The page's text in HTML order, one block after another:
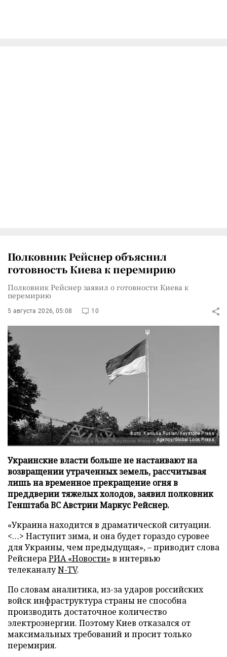
Полковник Рейснер объяснил
готовность Киева к перемирию
Полковник Рейснер заявил о готовности Киева к
перемирию
5 августа 2026, 05:08 10
Фото: Kaniuka Ruslan/Keystone Press
Agency/Global Look Press
Украинские власти больше не настаивают на
возвращении утраченных земель, рассчитывая
лишь на временное прекращение огня в
преддверии тяжелых холодов, заявил полковник
Генштаба ВС Австрии Маркус Рейснер.
«Украина находится в драматической ситуации.
<…> Наступит зима, и она будет гораздо суровее
для Украины, чем предыдущая», – приводит слова
РейснераРИА «Новости» в интервью
телеканалуN-TV.
По словам аналитика, из-за ударов российских
войск инфраструктура страны не способна
производить достаточное количество
электроэнергии. Поэтому Киев отказался от
максимальных требований и просит только
перемирия.